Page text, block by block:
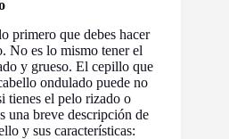
primero que debes hacer
No es lo mismo tener el
y grueso. El cepillo que
ondulado puede no
tienes el pelo rizado o
una breve descripción de
y sus características: